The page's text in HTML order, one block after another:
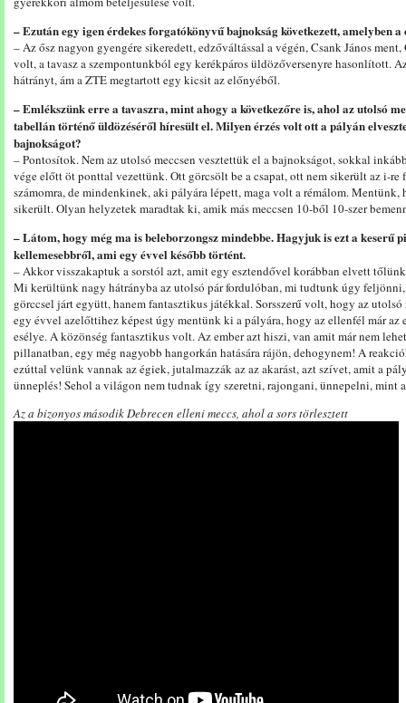
– Ezután egy igen érdekes forgatókönyvű bajnokság következett, amelyben
– Az ősz nagyon gyengére sikeredett, edzőváltással a végén, Csank János
volt, a tavasz a szempontunkból egy kerékpáros üldözőversenyre hasonlított.
hátrányt, ám a ZTE megtartott egy kicsit az előnyéből.
– Emlékszünk erre a tavaszra, mint ahogy a következőre is, ahol az utolsó
tabellán történő üldözéséről híresült el. Milyen érzés volt ott a pályán
bajnokságot?
– Pontosítok. Nem az utolsó meccsen vesztettük el a bajnokságot, sokkal
vége előtt öt ponttal vezettünk. Ott görcsölt be a csapat, ott nem sikerült az i-
számomra, de mindenkinek, aki pályára lépett, maga volt a rémálom. Mentünk,
sikerült. Olyan helyzetek maradtak ki, amik más meccsen 10-ből 10-szer
– Látom, hogy még ma is beleborzongsz mindebbe. Hagyjuk is ezt a keserű
kellemesebbről, ami egy évvel később történt.
– Akkor visszakaptuk a sorstól azt, amit egy esztendővel korábban elvett
Mi kerültünk nagy hátrányba az utolsó pár fordulóban, mi tudtunk úgy
görccsel járt együtt, hanem fantasztikus játékkal. Sorsszerű volt, hogy az
egy évvel azelőttihez képest úgy mentünk ki a pályára, hogy az ellenfél már az
esélye. A közönség fantasztikus volt. Az ember azt hiszi, van amit már nem
pillanatban, egy még nagyobb hangorkán hatására rájön, dehogynem! A
ezúttal velünk vannak az égiek, jutalmazzák az az akarást, azt szívet, amit a
ünneplés! Sehol a világon nem tudnak így szeretni, rajongani, ünnepelni, mint
Az a bizonyos második Debrecen elleni meccs, ahol a sors törlesztett